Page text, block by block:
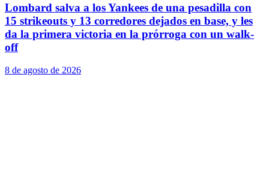
Lombard salva a los Yankees de una pesadilla con
15 strikeouts y 13 corredores dejados en base, y les
da la primera victoria en la prórroga con un walk-
off
8 de agosto de 2026